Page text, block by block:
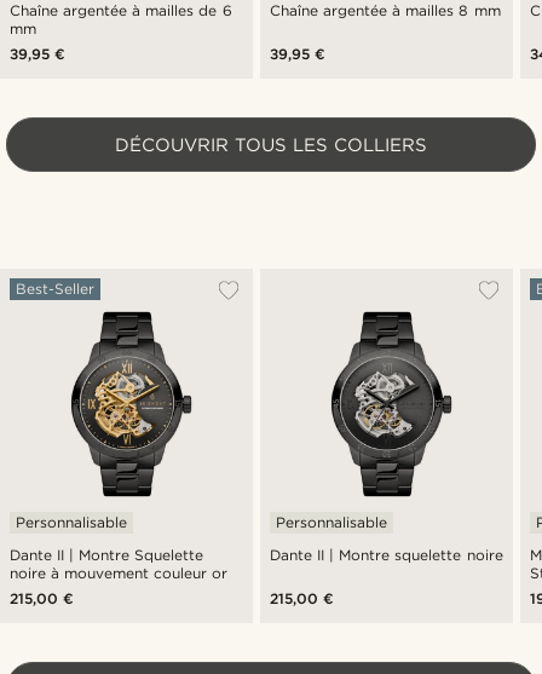
Chaîne argentée à mailles de 6
mm
39,95 €
Chaîne argentée à mailles 8 mm
39,95 €
DÉCOUVRIR TOUS LES COLLIERS
Dante II | Montre Squelette
noire à mouvement couleur or
Best-Seller
Personnalisable
215,00 €
Dante II | Montre squelette noire
Personnalisable
215,00 €